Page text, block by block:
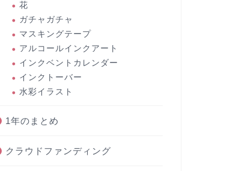
花
ガチャガチャ
マスキングテープ
アルコールインクアート
インクベントカレンダー
インクトーバー
水彩イラスト
1年のまとめ
クラウドファンディング